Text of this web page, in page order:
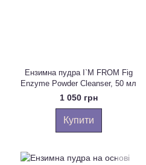
Ензимна пудра I`M FROM Fig
Enzyme Powder Cleanser, 50 мл
1 050 грн
Купити